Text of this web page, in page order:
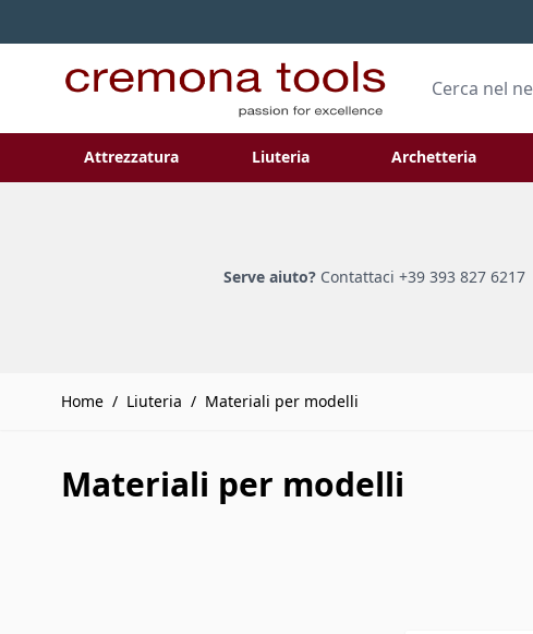
Cerca
Attrezzatura
Toggle submenu for Attrezzatura
Liuteria
Toggle submenu
Archetteria
Serve aiuto? Contattaci +39 393 827 6217
Home / Liuteria / Materiali per modelli
Materiali per modelli